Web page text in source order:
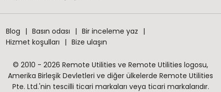
Blog Basın odası
Bir inceleme yaz
Hizmet koşulları
Bize ulaşın
© 2010 - 2026 Remote Utilities ve Remote Utilities logosu,
Amerika Birleşik Devletleri ve diğer ülkelerde Remote Utilities
Pte. Ltd.'nin tescilli ticari markaları veya ticari markalarıdır.